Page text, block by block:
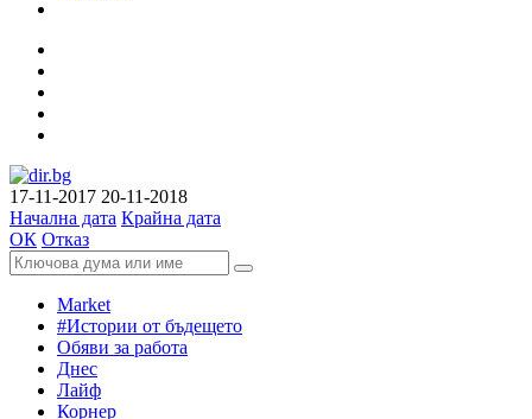
17-11-2017 20-11-2018
Начална дата Крайна дата
ОК Отказ
Market
#Истории от бъдещето
Обяви за работа
Днес
Лайф
Корнер